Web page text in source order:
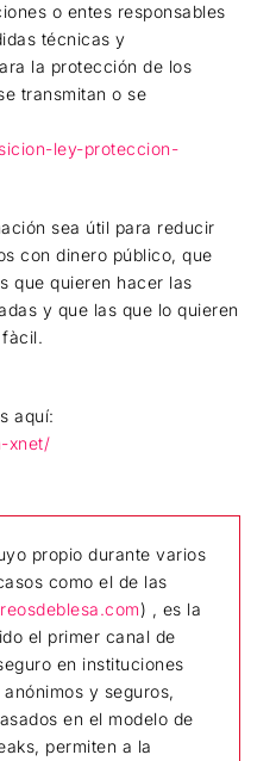
o entes responsables
técnicas y
la protección de los
transmitan o se
ley-proteccion-
sea útil para reducir
con dinero público, que
que quieren hacer las
y que las que lo quieren
aquí:
xnet/
propio durante varios
como el de las
) , es la
el primer canal de
en instituciones
y seguros,
en el modelo de
permiten a la